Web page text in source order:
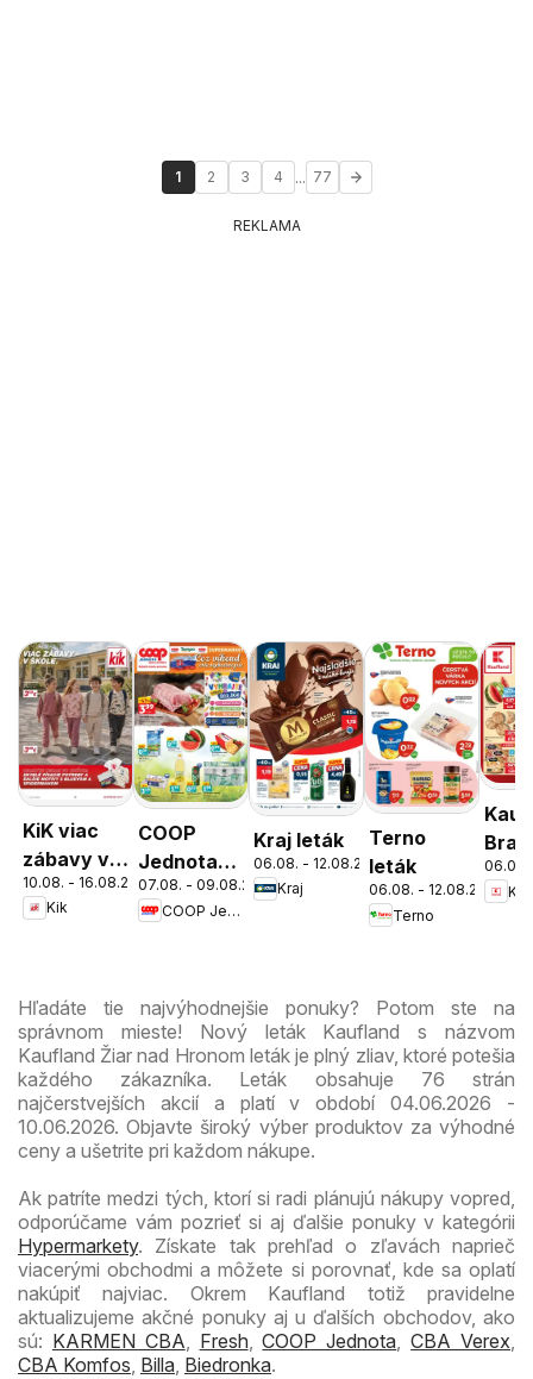
1 2 3 4 ... 77
REKLAMA
KiK viac
zábavy v
škole
10.08. - 16.08.2026
Kik
COOP
Jednota
cez víkend
ešte
07.08. - 09.08.2026
COOP Jednota
Kraj leták
06.08. - 12.08.2026
Kraj
Terno
leták
06.08. - 12.08.2026
Terno
Nové
06.08.
Hľadáte tie najvýhodnejšie ponuky? Potom ste na
správnom mieste! Nový leták Kaufland s názvom
Kaufland Žiar nad Hronom leták je plný zliav, ktoré potešia
každého zákazníka. Leták obsahuje 76 strán
najčerstvejších akcií a platí v období 04.06.2026 -
10.06.2026. Objavte široký výber produktov za výhodné
ceny a ušetrite pri každom nákupe.
Ak patríte medzi tých, ktorí si radi plánujú nákupy vopred,
odporúčame vám pozrieť si aj ďalšie ponuky v kategórii
Hypermarkety. Získate tak prehľad o zľavách naprieč
viacerými obchodmi a môžete si porovnať, kde sa oplatí
nakúpiť najviac. Okrem Kaufland totiž pravidelne
aktualizujeme akčné ponuky aj u ďalších obchodov, ako
sú: KARMEN CBA, Fresh,COOP Jednota,CBA Verex,
CBA Komfos, Billa, Biedronka.